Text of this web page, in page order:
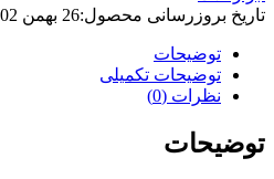
تاریخ بروزرسانی محصول:26 بهمن 1402
توضیحات
توضیحات تکمیلی
نظرات (0)
توضیحات